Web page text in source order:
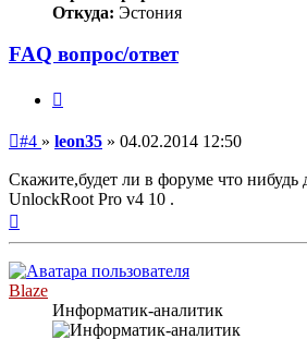
Откуда: Эстония
FAQ вопрос/ответ
Непрочитанное
#4 » leon35 » 04.02.2014 12:50
Скажите,будет ли в форуме что
UnlockRoot Pro v4 10 .
Blaze
Информатик-аналитик